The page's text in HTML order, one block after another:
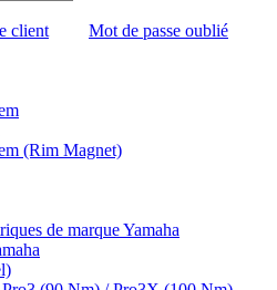
client
Mot de passe oublié
(Rim Magnet)
de marque Yamaha